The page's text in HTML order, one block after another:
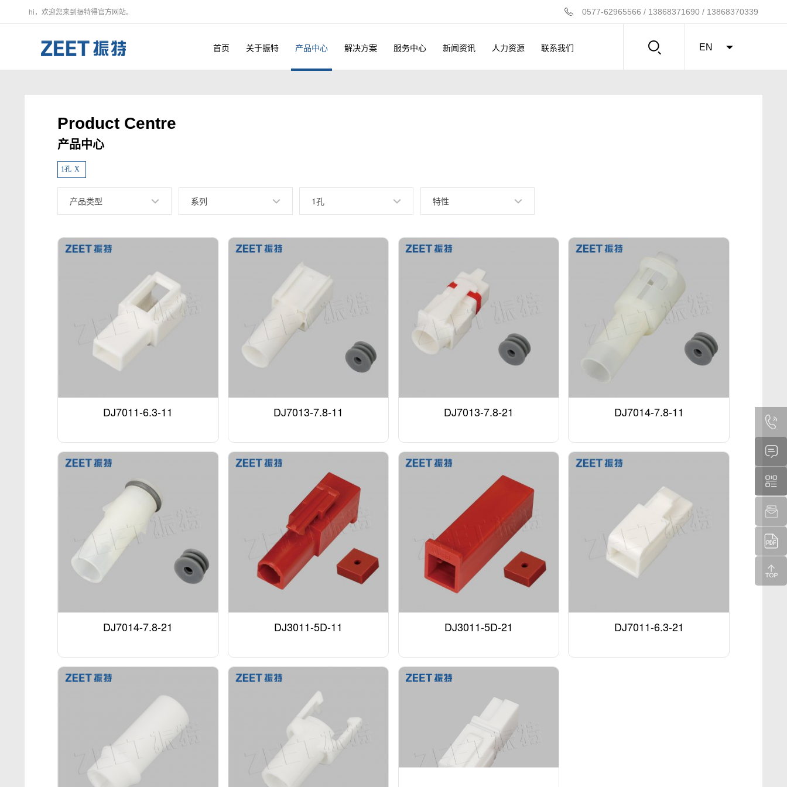
hi，欢迎您来到振特得官方网站。 0577-62965566 / 13868371690 / 13868370339
首页 关于振特 产品中心 解决方案 服务中心 新闻资讯 人力资源 联系我们 EN
Product Centre
产品中心
1孔 X
产品类型 系列 1孔 特性
DJ7011-6.3-11 DJ7013-7.8-11 DJ7013-7.8-21 DJ7014-7.8-11
DJ7014-7.8-21 DJ3011-5D-11 DJ3011-5D-21 DJ7011-6.3-21